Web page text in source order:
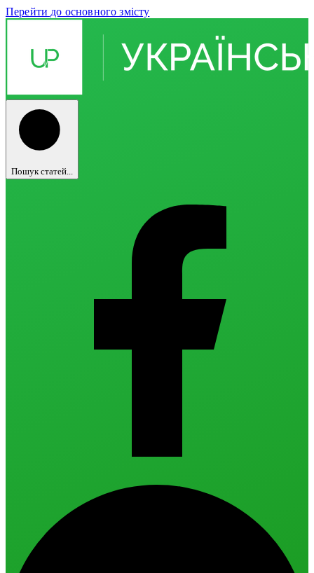
Перейти до основного змісту
Пошук статей...